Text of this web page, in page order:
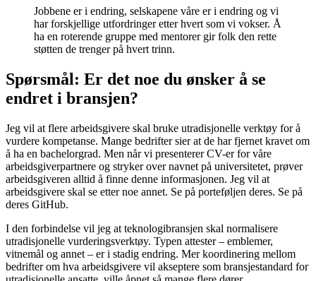
Jobbene er i endring, selskapene våre er i endring og vi
har forskjellige utfordringer etter hvert som vi vokser. Å
ha en roterende gruppe med mentorer gir folk den rette
støtten de trenger på hvert trinn.
Spørsmål: Er det noe du ønsker å se
endret i bransjen?
Jeg vil at flere arbeidsgivere skal bruke utradisjonelle verktøy for å
vurdere kompetanse. Mange bedrifter sier at de har fjernet kravet om
å ha en bachelorgrad. Men når vi presenterer CV-er for våre
arbeidsgiverpartnere og stryker over navnet på universitetet, prøver
arbeidsgiveren alltid å finne denne informasjonen. Jeg vil at
arbeidsgivere skal se etter noe annet. Se på porteføljen deres. Se på
deres GitHub.
I den forbindelse vil jeg at teknologibransjen skal normalisere
utradisjonelle vurderingsverktøy. Typen attester – emblemer,
vitnemål og annet – er i stadig endring. Mer koordinering mellom
bedrifter om hva arbeidsgivere vil akseptere som bransjestandard for